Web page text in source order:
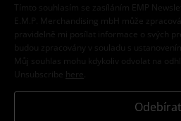
Tímto souhlasím se zasíláním EMP
E.M.P. Merchandising mbH může
pravidelně mi posílat informace o svých
budou zpracovány v souladu s
Můj souhlas mohu kdykoliv odvolat na
Unsubscribe here
Odebírat